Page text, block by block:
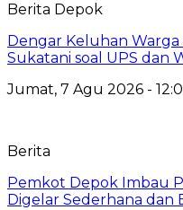
Berita Depok
Dengar Keluhan Warga
Sukatani soal UPS dan
Jumat, 7 Agu 2026 -
Berita
Pemkot Depok Imbau
Digelar Sederhana dan